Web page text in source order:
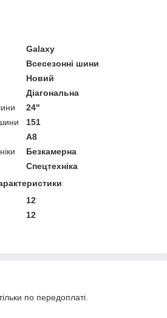
Galaxy
Всесезонні шини
Новий
Діагональна
24"
151
A8
Безкамерна
Спецтехніка
12
12
по передоплаті.